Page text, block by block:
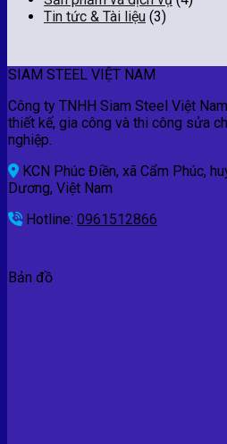
Tin tức & Tài liệu (3)
SIAM STEEL VIỆT NAM
Công ty TNHH Siam Steel Việt
thiết kế, gia công và thi công sửa
nghiệp.
KCN Phúc Điền, xã Cẩm Phúc,
Dương, Việt Nam
Hotline: 0961512866
Bản đồ